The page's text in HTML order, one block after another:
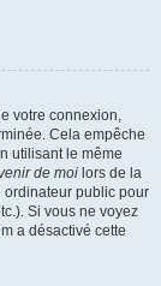
votre connexion,
Cela empêche
utilisant le même
de moi lors de la
ordinateur public pour
Si vous ne voyez
a désactivé cette